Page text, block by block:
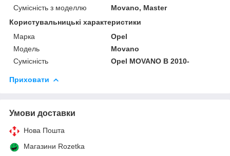
Сумісність з моделлю
Movano, Master
Користувальницькі характеристики
Марка
Opel
Модель
Movano
Сумісність
Opel MOVANO B 2010-
Приховати
Умови доставки
Нова Пошта
Магазини Rozetka